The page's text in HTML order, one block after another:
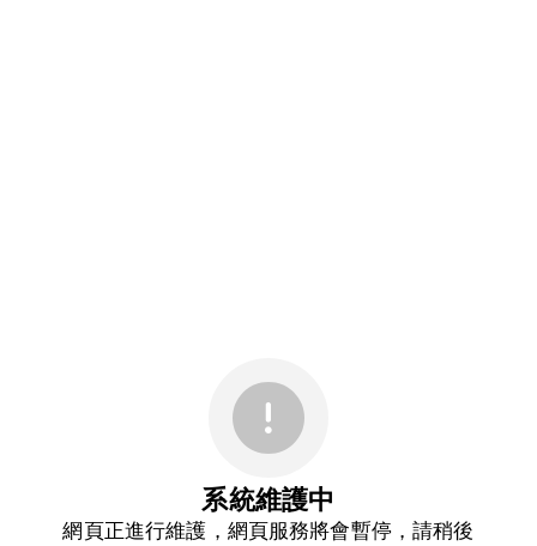
系統維護中
網頁正進行維護，網頁服務將會暫停，請稍後